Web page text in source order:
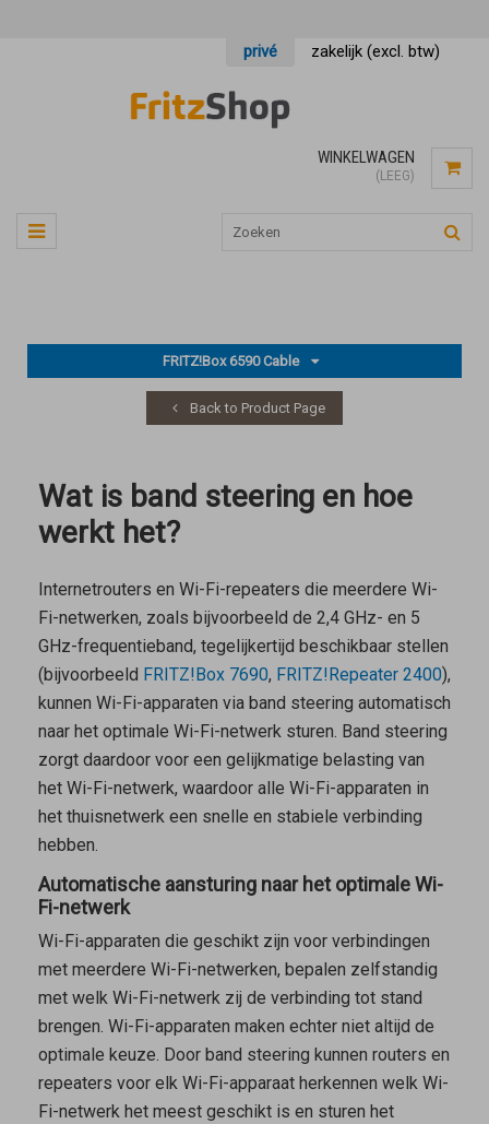
privé zakelijk (excl. btw)
WINKELWAGEN
(LEEG)
FRITZ!Box 6590 Cable
Back to Product Page
Wat is band steering en hoe
werkt het?
Internetrouters en Wi-Fi-repeaters die meerdere Wi-
Fi-netwerken, zoals bijvoorbeeld de 2,4 GHz- en 5
GHz-frequentieband, tegelijkertijd beschikbaar stellen
(bijvoorbeeld FRITZ!Box 7690, FRITZ!Repeater 2400),
kunnen Wi-Fi-apparaten via band steering automatisch
naar het optimale Wi-Fi-netwerk sturen. Band steering
zorgt daardoor voor een gelijkmatige belasting van
het Wi-Fi-netwerk, waardoor alle Wi-Fi-apparaten in
het thuisnetwerk een snelle en stabiele verbinding
hebben.
Automatische aansturing naar het optimale Wi-
Fi-netwerk
Wi-Fi-apparaten die geschikt zijn voor verbindingen
met meerdere Wi-Fi-netwerken, bepalen zelfstandig
met welk Wi-Fi-netwerk zij de verbinding tot stand
brengen. Wi-Fi-apparaten maken echter niet altijd de
optimale keuze. Door band steering kunnen routers en
repeaters voor elk Wi-Fi-apparaat herkennen welk Wi-
Fi-netwerk het meest geschikt is en sturen het